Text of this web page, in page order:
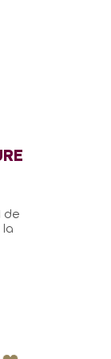
de
la